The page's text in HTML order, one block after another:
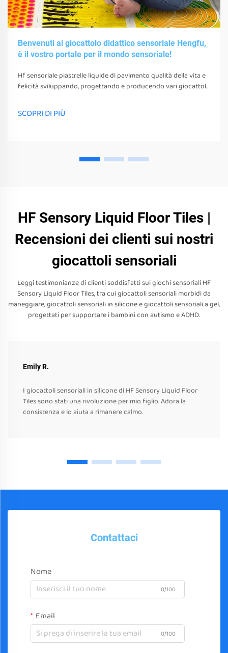
Benvenuti al giocattolo didattico sensoriale Hengfu,
è il vostro portale per il mondo sensoriale!
Hf sensoriale piastrelle liquide di pavimento qualità della vita e
felicità sviluppando, progettando e producendo vari giocattoli
e attrezzature non possono solo stimolare i loro sensi
SCOPRI DI PIÙ
HF Sensory Liquid Floor Tiles |
Recensioni dei clienti sui nostri
giocattoli sensoriali
Leggi testimonianze di clienti soddisfatti sui giochi sensoriali HF
Sensory Liquid Floor Tiles, tra cui giocattoli sensoriali morbidi da
maneggiare, giocattoli sensoriali in silicone e giocattoli sensoriali a gel,
progettati per supportare i bambini con autismo e ADHD.
Emily R.
I giocattoli sensoriali in silicone di HF Sensory Liquid Floor
Tiles sono stati una rivoluzione per mio figlio. Adora la
consistenza e lo aiuta a rimanere calmo.
Contattaci
Nome
0/100
Email
0/100